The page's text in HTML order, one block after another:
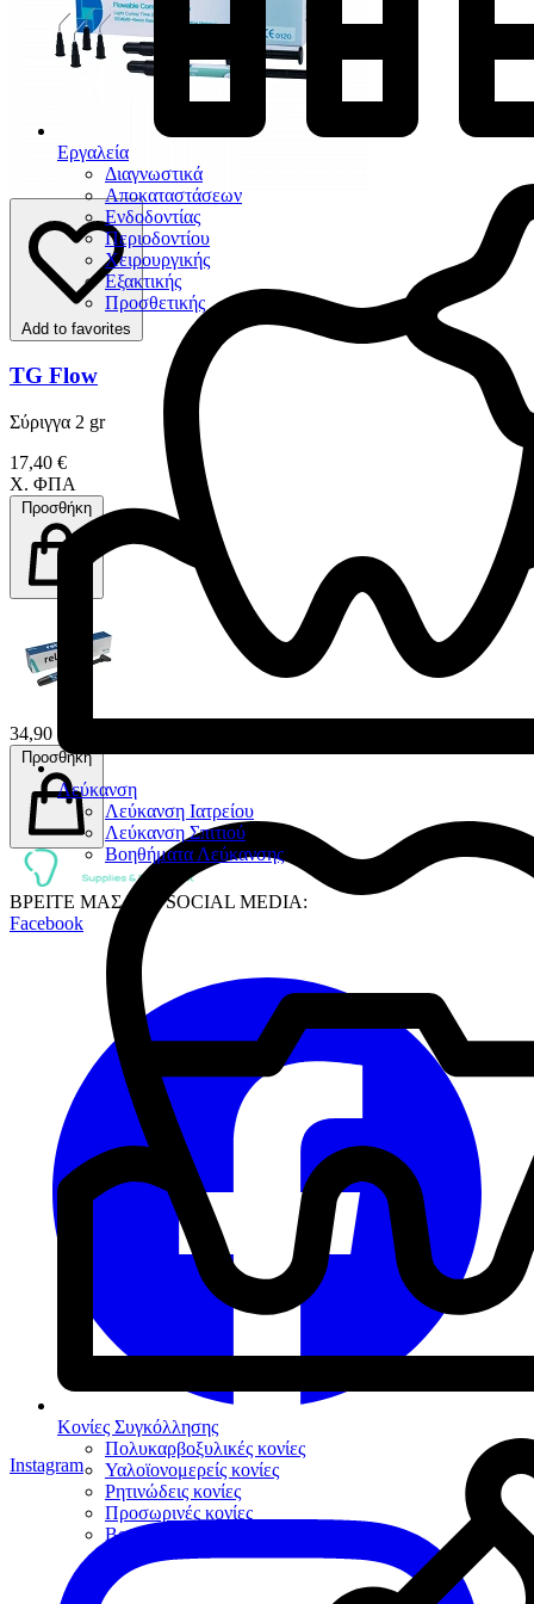
Εργαλεία
Διαγνωστικά
Αποκαταστάσεων
Ενδοδοντίας
Περιοδοντίου
Χειρουργικής
Εξακτικής
Προσθετικής
Λεύκανση
Λεύκανση Ιατρείου
Λεύκανση Σπιτιού
Βοηθήματα Λεύκανσης
Κονίες Συγκόλλησης
Πολυκαρβοξυλικές κονίες
Υαλοϊονομερείς κονίες
Ρητινώδεις κονίες
Προσωρινές κονίες
Βοηθήματα συγκόλλησης
Add to favorites
TG Flow
Σύριγγα 2 gr
17,40 €
Χ. ΦΠΑ
Προσθήκη
34,90 €
Προσθήκη
ΒΡΕΙΤΕ ΜΑΣ ΣΤΑ SOCIAL MEDIA:
Facebook
Instagram